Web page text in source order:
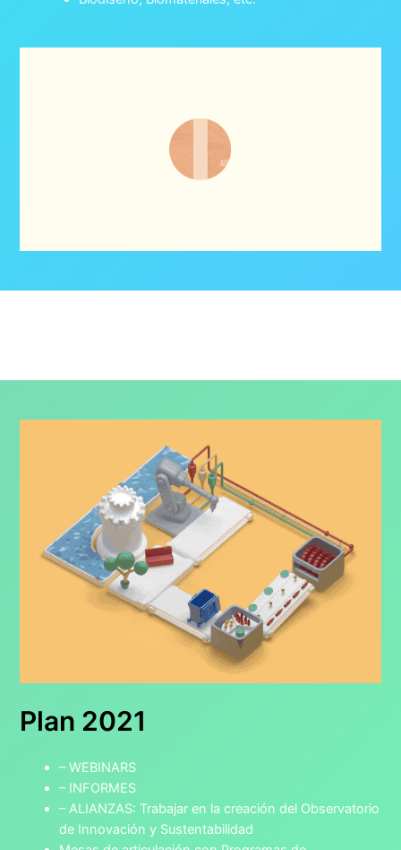
Plan 2021
– WEBINARS
– INFORMES
– ALIANZAS: Trabajar en la creación del Observatorio
de Innovación y Sustentabilidad